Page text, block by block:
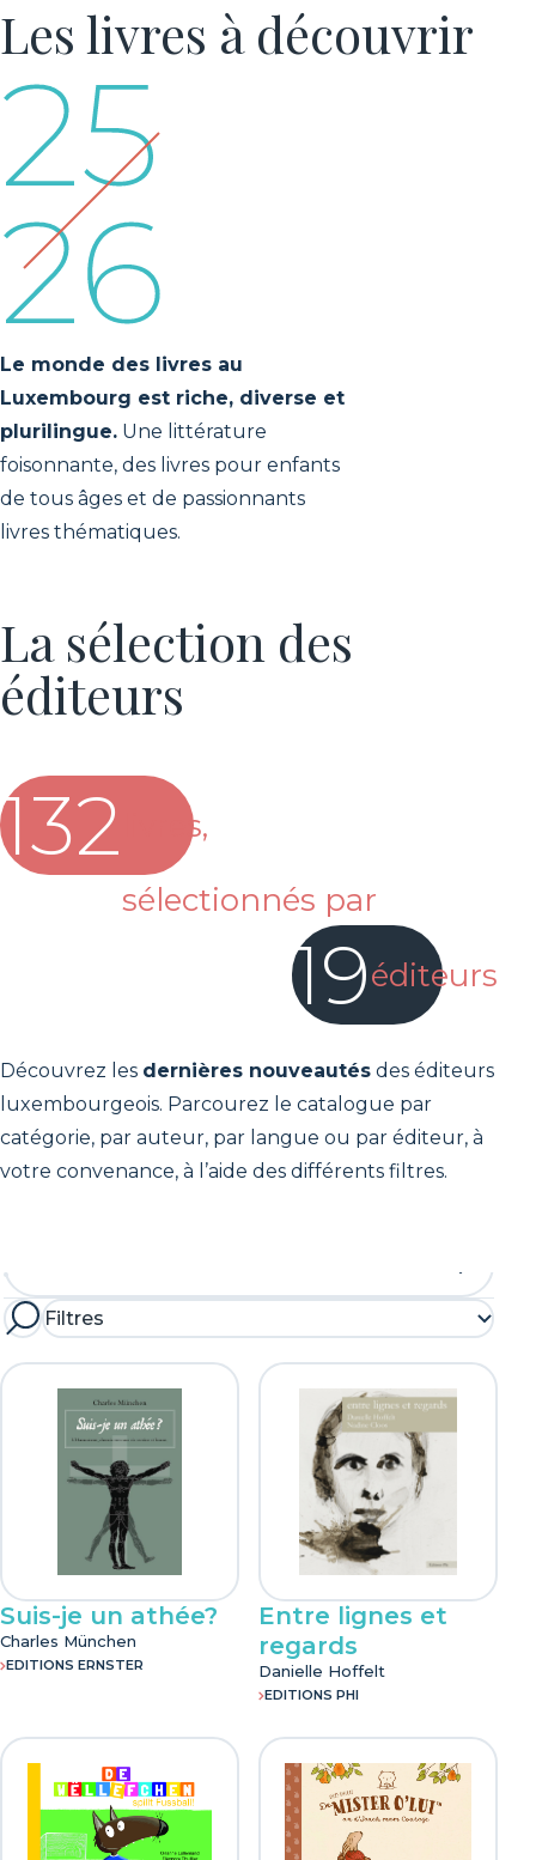
2025
Contact
Les librairies
Les livres à découvrir
Le monde des livres au
Luxembourg est riche, diverse et
plurilingue. Une littérature
foisonnante, des livres pour enfants
de tous âges et de passionnants
livres thématiques.
La sélection des
éditeurs
132 livres,
sélectionnés par
19éditeurs
Découvrez les dernières nouveautés des éditeurs
luxembourgeois. Parcourez le catalogue par
catégorie, par auteur, par langue ou par éditeur, à
votre convenance, à l’aide des différents filtres.
Rechercher
Filtres
Enfants et adolescents
Littérature
Thématiques
Anglais
Français
Luxembourgeois
Baobab Luxembourg Sàrl
Capybarabooks
Editions Ernster
éditions guy binsfeld
Editions Paul Bauler
Editions Phi
Éditions Philou
Editions Revue s.a.
Editions Schortgen
Suis-je un athée?
Charles München
EDITIONS ERNSTER
Entre lignes et
regards
Danielle Hoffelt
EDITIONS PHI